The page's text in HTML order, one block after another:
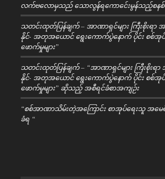
လက်ဗလောမှသည် သောလွန်ရကောင်ေးမွန်သည့်စန
သတင်းထုတ်ပြန်ချက် – အာဏာရှင်များ ကြီးစိုးရ
နိုင်- အတုအယောင် ရွေးကောက်ပွဲနောက် ပိုင်း စစ်အု
ဖောက်မှုများ”
သတင်းထုတ်ပြန်ချက် – “အာဏာရှင်များ ကြီးစိုး
နိုင်- အတုအယောင် ရွေးကောက်ပွဲနောက် ပိုင်း စစ်အု
ဖောက်မှုများ” ဆိုသည့် အစီရင်ခံစာအကျဉ်း
“စစ်အာဏာသိမ်းတဲ့အကြောင်း စာအုပ်ရေးသူ အမေ
ခံရ “